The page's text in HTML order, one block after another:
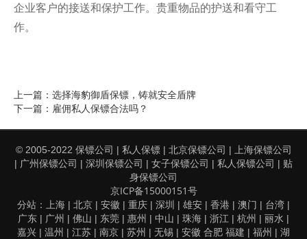
企业客户的接送和保护工作。贵重物品的护送和看守工
作。
上一篇： 选择海豹御盾保镖，铸就安全盾牌
下一篇： 雇佣私人保镖合法吗？
© 2005-2022 保镖公司 | 私人保镖| 北京保镖公司 | 上海保镖公司
| 广州保镖公司 | 深圳保镖公司 | 女子保镖公司 | 私人保镖公司 | 贴
身保镖公司
京ICP备15000151号
分站： 上海 | 北京 | 安徽 | 重庆 | 深圳 | 雄安 | 香港 | 澳门 | 台湾 |
广东 | 广州 | 佛山 | 东莞 | 惠州 | 中山 | 珠海 | 浙江 | 杭州 | 丽水 |
嘉兴 | 温州 | 江苏 | 南京 | 苏州 | 无锡 | 安徽 合肥 福建 | 福州 | 湖